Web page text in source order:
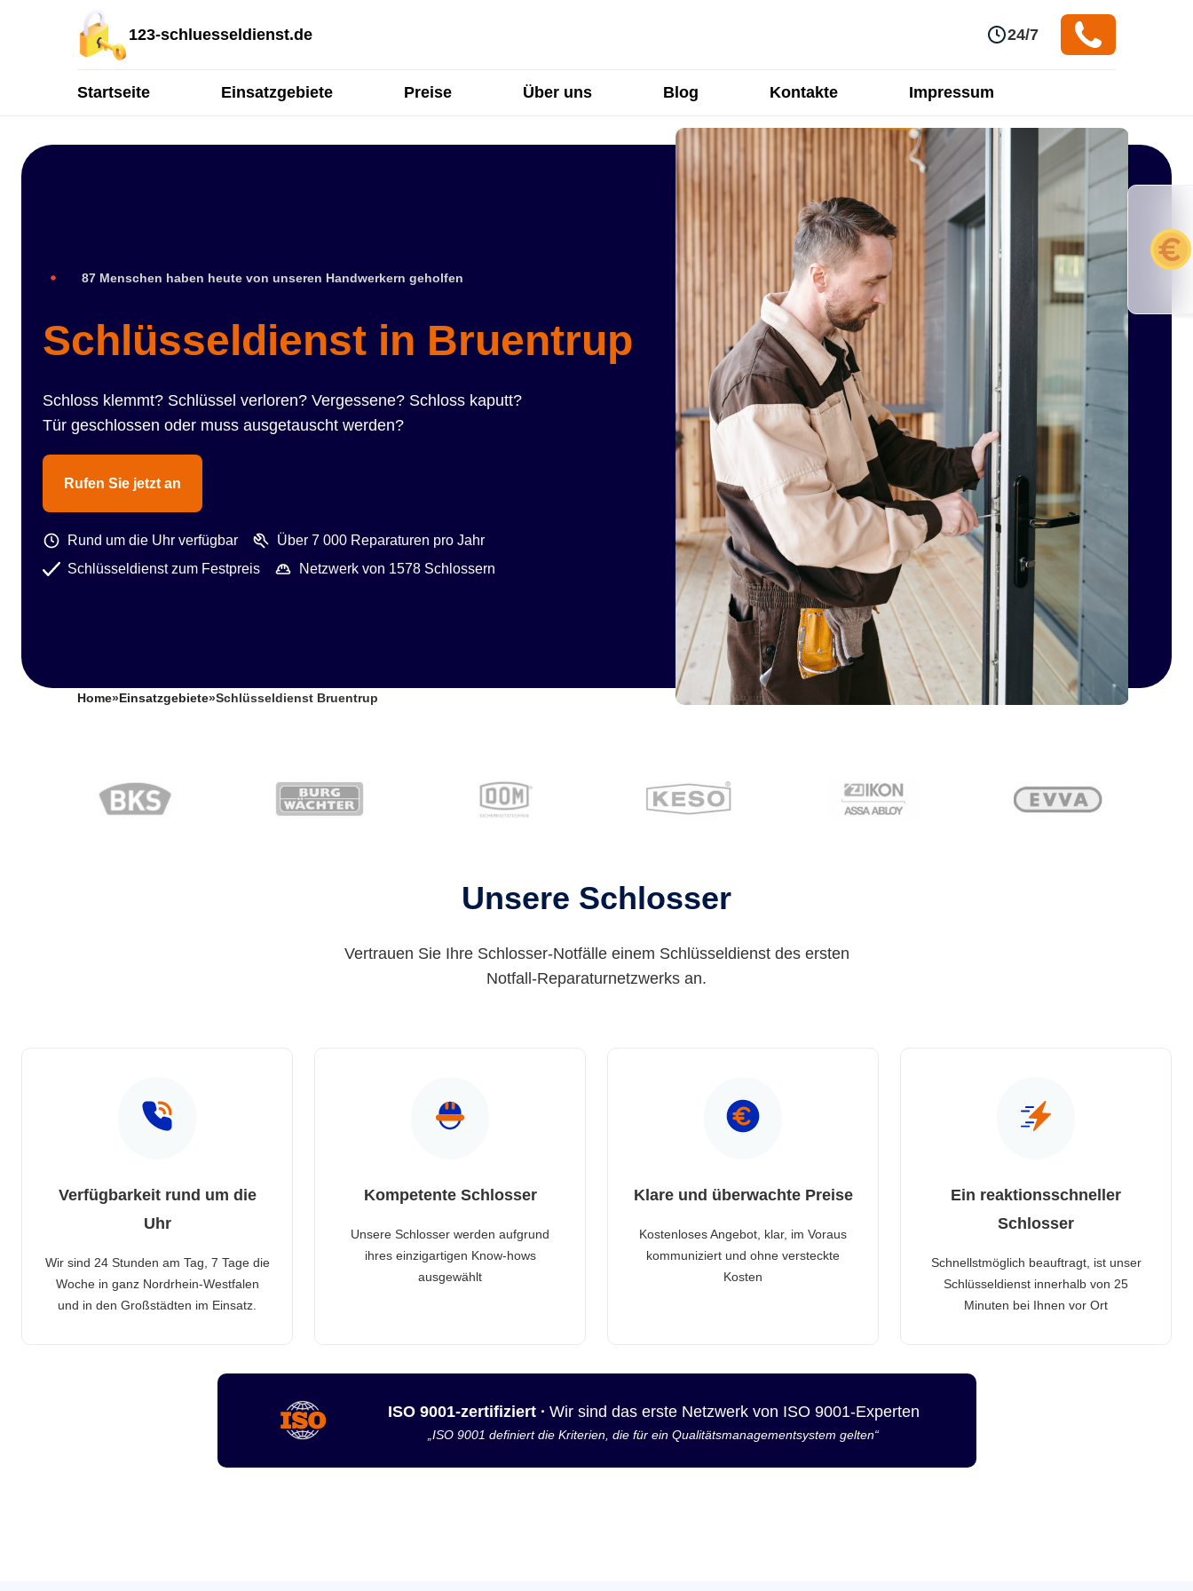
123-schluesseldienst.de 24/7
Startseite Einsatzgebiete Preise Über uns Blog Kontakte Impressum
87 Menschen haben heute von unseren Handwerkern geholfen
Schlüsseldienst in Bruentrup
Schloss klemmt? Schlüssel verloren? Vergessene? Schloss kaputt?
Tür geschlossen oder muss ausgetauscht werden?
Rufen Sie jetzt an
Rund um die Uhr verfügbar
Über 7 000 Reparaturen pro Jahr
Schlüsseldienst zum Festpreis
Netzwerk von 1578 Schlossern
Home» Einsatzgebiete»Schlüsseldienst Bruentrup
Unsere Schlosser
Vertrauen Sie Ihre Schlosser-Notfälle einem Schlüsseldienst des ersten
Notfall-Reparaturnetzwerks an.
Verfügbarkeit rund um die
Uhr
Wir sind 24 Stunden am Tag, 7 Tage die
Woche in ganz Nordrhein-Westfalen
und in den Großstädten im Einsatz.
Kompetente Schlosser
Unsere Schlosser werden aufgrund
ihres einzigartigen Know-hows
ausgewählt
Klare und überwachte Preise
Kostenloses Angebot, klar, im Voraus
kommuniziert und ohne versteckte
Kosten
Ein reaktionsschneller
Schlosser
Schnellstmöglich beauftragt, ist unser
Schlüsseldienst innerhalb von 25
Minuten bei Ihnen vor Ort
ISO 9001-zertifiziert · Wir sind das erste Netzwerk von ISO 9001-Experten
„ISO 9001 definiert die Kriterien, die für ein Qualitätsmanagementsystem gelten“